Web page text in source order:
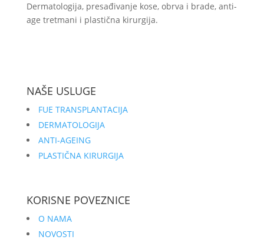
Dermatologija, presađivanje kose, obrva i brade, anti-
age tretmani i plastična kirurgija.
NAŠE USLUGE
FUE TRANSPLANTACIJA
DERMATOLOGIJA
ANTI-AGEING
PLASTIČNA KIRURGIJA
KORISNE POVEZNICE
O NAMA
NOVOSTI